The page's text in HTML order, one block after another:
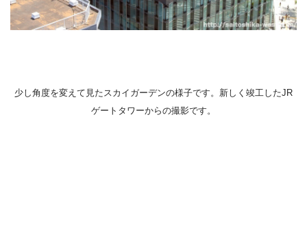
少し角度を変えて見たスカイガーデンの様子です。新しく竣工したJR
ゲートタワーからの撮影です。